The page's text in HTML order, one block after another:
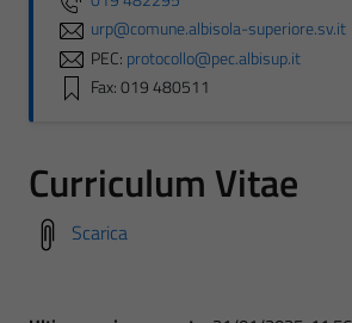
urp@comune.albisola-superiore.sv.it
PEC: protocollo@pec.albisup.it
Fax: 019 480511
Curriculum Vitae
Scarica